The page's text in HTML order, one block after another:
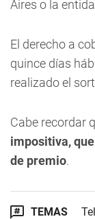
Aires o la
El derecho a
quince días
realizado el
Cabe recordar
impositiva,
de premio.
TEMAS